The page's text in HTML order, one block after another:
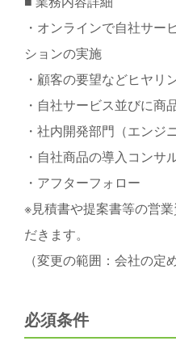
・オンラインで自社サー
ションの実施
・顧客の要望などヒヤリ
・自社サービス並びに商
・社内開発部門（エンジ
・自社商品の導入コンサ
・アフターフォロー
※見積書や提案書等の営
だきます。
（変更の範囲：会社の定
必須条件